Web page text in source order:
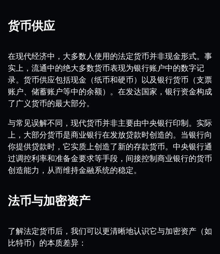
货币供应
在现代经济中，大多数人使用的法定货币并非现金形式。事
实上，流通中的绝大多数货币表现为银行账户中的数字记
录。货币供应包括现金（纸币和硬币）以及银行货币（支票
账户、储蓄账户等中的余额）。在发达国家，银行资金构成
了广义货币的最大部分。
与常见误解不同，现代货币并非主要由中央银行印制。实际
上，大部分货币是商业银行在发放贷款时创造的。当银行向
你提供贷款时，它实质上创造了新的存款货币。中央银行通
过调控利率和准备金要求等手段，间接控制商业银行的货币
创造能力，从而维持金融系统的稳定。
法币与加密资产
了解法定货币后，我们可以更清晰地认识它与加密资产（如
比特币）的本质差异：